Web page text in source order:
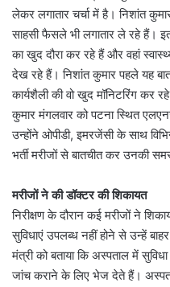
लेकर लगातार चर्चा में है। निशांत
साहसी फैसले भी लगातार ले रहे हैं।
का खुद दौरा कर रहे हैं और वहां
देख रहे हैं। निशांत कुमार पहले यह
कार्यशैली की वो खुद मॉनिटरिंग कर
कुमार मंगलवार को पटना स्थित
उन्होंने ओपीडी, इमरजेंसी के साथ
भर्ती मरीजों से बातचीत कर उनकी
मरीजों ने की डॉक्टर की शिकायत
निरीक्षण के दौरान कई मरीजों ने
सुविधाएं उपलब्ध नहीं होने से उन्हें
मंत्री को बताया कि अस्पताल में
जांच कराने के लिए भेज देते हैं।